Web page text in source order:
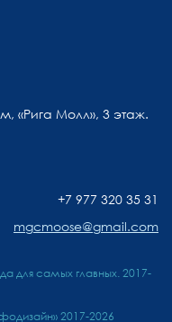
«Рига Молл», 3 этаж.
+7 977 320 35 31
mgcmoose@gmail.com
для самых главных. 2017-
2017-2026